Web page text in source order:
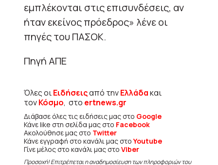
εμπλέκονται στις επισυνδέσεις, αν
ήταν εκείνος πρόεδρος» λένε οι
πηγές του ΠΑΣΟΚ.
Πηγή ΑΠΕ
Όλες οιΕιδήσειςαπό τηνΕλλάδακαι
τονΚόσμο, στο ertnews.gr
Διάβασε όλες τις ειδήσεις μας στο Google
Κάνε like στη σελίδα μας στο Facebook
Ακολούθησε μας στο Twitter
Κάνε εγγραφή στο κανάλι μας στοYoutube
Γίνε μέλος στο κανάλι μας στο Viber
Προσοχή! Επιτρέπεται η αναδημοσίευση των πληροφοριών του